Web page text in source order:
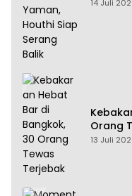
14 Juli
Orang
13 Juli